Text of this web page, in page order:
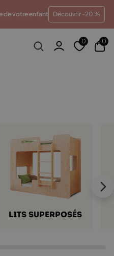
de votre enfant Découvrir -20 %
fois sans frais
0 0
Lits superposés